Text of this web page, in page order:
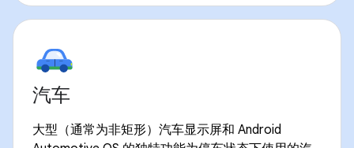
汽车
大型（通常为非矩形）汽车显示屏和 Android